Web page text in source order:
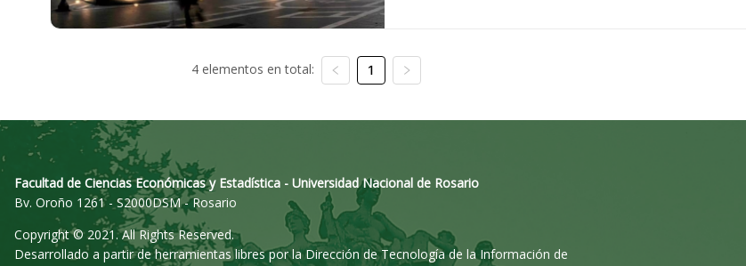
4 elementos en total: 1
Facultad de Ciencias Económicas y Estadística - Universidad Nacional de Rosario
Bv. Oroño 1261 - S2000DSM - Rosario
Copyright © 2021. All Rights Reserved.
Desarrollado a partir de herramientas libres por la Dirección de Tecnología de la Información de